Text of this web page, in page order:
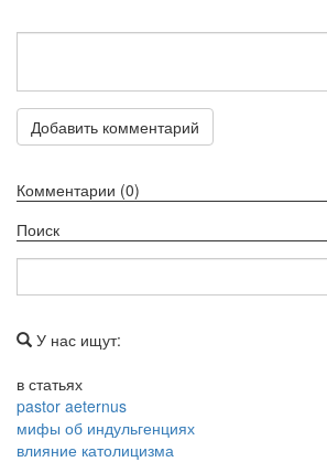
Добавить комментарий
Комментарии (0)
Поиск
У нас ищут:
в статьях
pastor aeternus
мифы об индульгенциях
влияние католицизма